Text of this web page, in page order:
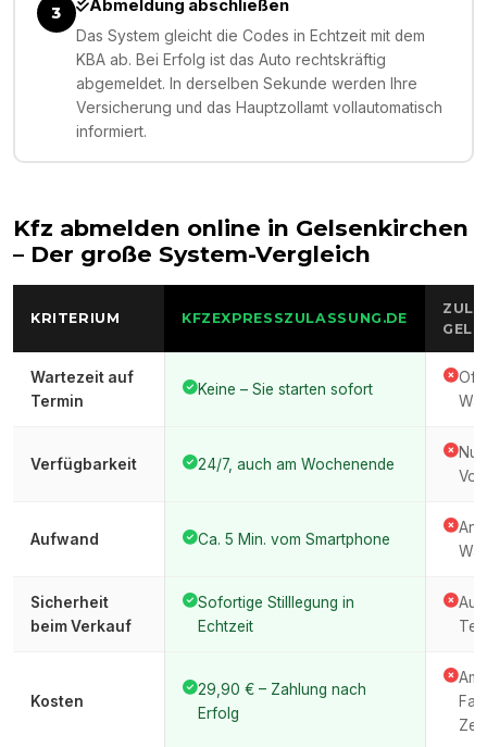
3 Abmeldung abschließen
Das System gleicht die Codes in Echtzeit mit dem
KBA ab. Bei Erfolg ist das Auto rechtskräftig
abgemeldet. In derselben Sekunde werden Ihre
Versicherung und das Hauptzollamt vollautomatisch
informiert.
Kfz abmelden online in Gelsenkirchen
– Der große System-Vergleich
KRITERIUM KFZEXPRESSZULASSUNG.DE
Wartezeit auf
Termin
Keine – Sie starten sofort
Oft
Verfügbarkeit 24/7, auch am Wochenende
Aufwand Ca. 5 Min. vom Smartphone
Sicherheit
beim Verkauf
Sofortige Stilllegung in
Echtzeit
Kosten
29,90 € – Zahlung nach
Erfolg